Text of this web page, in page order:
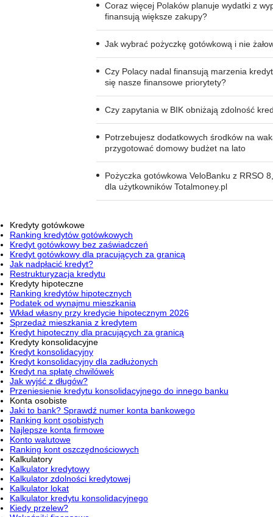
Coraz więcej Polaków planuje wydatki z
finansują większe zakupy?
Jak wybrać pożyczkę gotówkową i nie
Czy Polacy nadal finansują marzenia
się nasze finansowe priorytety?
Czy zapytania w BIK obniżają zdolność
Potrzebujesz dodatkowych środków na
przygotować domowy budżet na lato
Pożyczka gotówkowa VeloBanku z RRSO
dla użytkowników Totalmoney.pl
Kredyty gotówkowe
Ranking kredytów gotówkowych
Kredyt gotówkowy bez zaświadczeń
Kredyt gotówkowy dla pracujących za granicą
Jak nadpłacić kredyt?
Restrukturyzacja kredytu
Kredyty hipoteczne
Ranking kredytów hipotecznych
Podatek od wynajmu mieszkania
Wkład własny przy kredycie hipotecznym 2026
Sprzedaż mieszkania z kredytem
Kredyt hipoteczny dla pracujących za granicą
Kredyty konsolidacyjne
Kredyt konsolidacyjny
Kredyt konsolidacyjny dla zadłużonych
Kredyt na spłatę chwilówek
Jak wyjść z długów?
Przeniesienie kredytu konsolidacyjnego do innego banku
Konta osobiste
Jaki to bank? Sprawdź numer konta bankowego
Ranking kont osobistych
Najlepsze konta firmowe
Konto walutowe
Ranking kont oszczędnościowych
Kalkulatory
Kalkulator kredytowy
Kalkulator zdolności kredytowej
Kalkulator lokat
Kalkulator kredytu konsolidacyjnego
Kiedy przelew?